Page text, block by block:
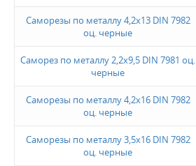
Саморезы по металлу 4,2х13 DIN 7982
оц. черные
Саморез по металлу 2,2х9,5 DIN 7981 оц.
черные
Саморезы по металлу 4,2х16 DIN 7982
оц. черные
Саморезы по металлу 3,5х16 DIN 7982
оц. черные